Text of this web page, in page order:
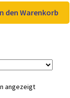
war:
66,98 €
ist:
49,97 €.
den Warenkorb
angezeigt